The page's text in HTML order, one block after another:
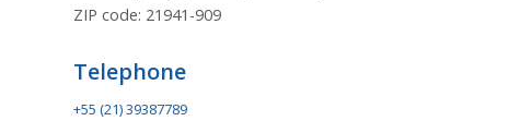
ZIP code: 21941-909
Telephone
+55 (21) 39387789